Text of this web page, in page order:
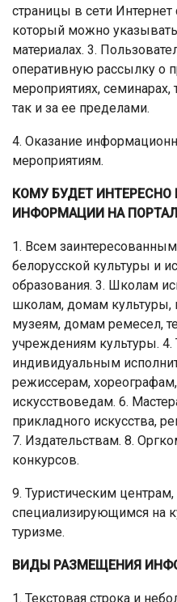
страницы в сети
который можно
материалах. 3.
оперативную рассылку о
мероприятиях, семинарах,
так и за ее пределами.
4. Оказание
мероприятиям.
КОМУ БУДЕТ
ИНФОРМАЦИИ НА
1. Всем
белорусской культуры и
образования. 3. Школам
школам, домам культуры,
музеям, домам ремесел,
учреждениям культуры.
индивидуальным
режиссерам,
искусствоведам. 6.
прикладного искусства,
7. Издательствам. 8.
конкурсов.
9. Туристическим
специализирующимся на
туризме.
ВИДЫ РАЗМЕЩЕНИЯ
1. Текстовая строка и